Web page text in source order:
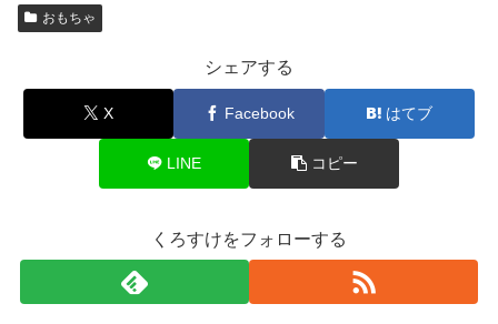
おもちゃ
シェアする
X Facebook はてブ
LINE コピー
くろすけをフォローする